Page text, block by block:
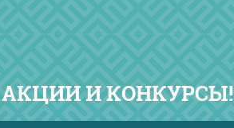
АКЦИИ И КОНКУРСЫ!